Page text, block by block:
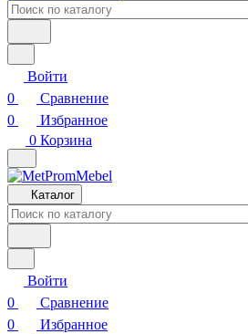
Войти
0
Сравнение
0
Избранное
0 Корзина
Каталог
Войти
0
Сравнение
0
Избранное